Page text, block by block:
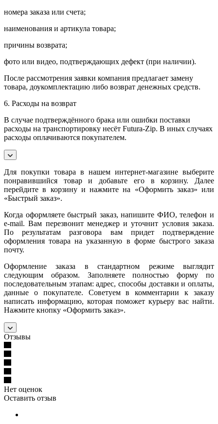
номера заказа или счета;
наименования и артикула товара;
причины возврата;
фото или видео, подтверждающих дефект (при наличии).
После рассмотрения заявки компания предлагает замену
товара, доукомплектацию либо возврат денежных средств.
6. Расходы на возврат
В случае подтверждённого брака или ошибки поставки
расходы на транспортировку несёт Futura-Zip. В иных случаях
расходы оплачиваются покупателем.
Для покупки товара в нашем интернет-магазине выберите
понравившийся товар и добавьте его в корзину. Далее
перейдите в корзину и нажмите на «Оформить заказ» или
«Быстрый заказ».
Когда оформляете быстрый заказ, напишите ФИО, телефон и
e-mail. Вам перезвонит менеджер и уточнит условия заказа.
По результатам разговора вам придет подтверждение
оформления товара на указанную в форме быстрого заказа
почту.
Оформление заказа в стандартном режиме выглядит
следующим образом. Заполняете полностью форму по
последовательным этапам: адрес, способы доставки и оплаты,
данные о покупателе. Советуем в комментарии к заказу
написать информацию, которая поможет курьеру вас найти.
Нажмите кнопку «Оформить заказ».
Отзывы
Нет оценок
Оставить отзыв